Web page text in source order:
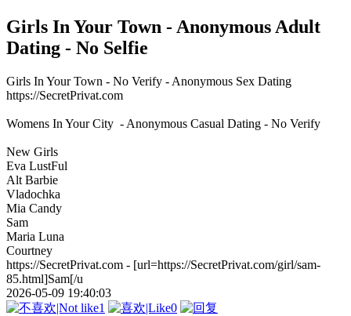
Girls In Your Town - Anonymous Adult
Dating - No Selfie
Girls In Your Town - No Verify - Anonymous Sex Dating
https://SecretPrivat.com
Womens In Your City - Anonymous Casual Dating - No Verify
New Girls
Eva LustFul
Alt Barbie
Vladochka
Mia Candy
Sam
Maria Luna
Courtney
https://SecretPrivat.com - [url=https://SecretPrivat.com/girl/sam-
85.html]Sam[/u
2026-05-09 19:40:03
1
0